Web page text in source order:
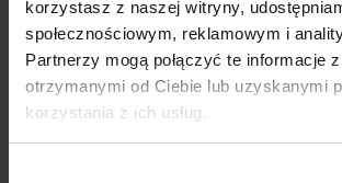
korzystasz z naszej witryny,
społecznościowym, reklamowym i
Partnerzy mogą połączyć te informacje
otrzymanymi od Ciebie lub uzyskanymi
korzystania z ich usług.